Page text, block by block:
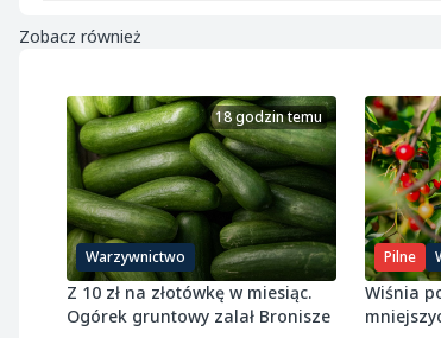
Zobacz również
Warzywnictwo
18 godzin temu
Z 10 zł na złotówkę w miesiąc.
Ogórek gruntowy zalał Bronisze
Pilne
Wiśnia